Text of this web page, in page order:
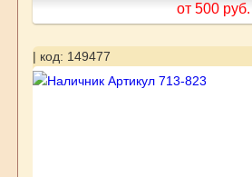
от 500 руб.
| код: 149477